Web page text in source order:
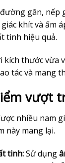
đường gân, nếp
khít và ấm
tinh hiệu quả.
kích thước vừa
tác và mang
vượt
nhiều nam
này mang lại.
tinh:Sử dụng